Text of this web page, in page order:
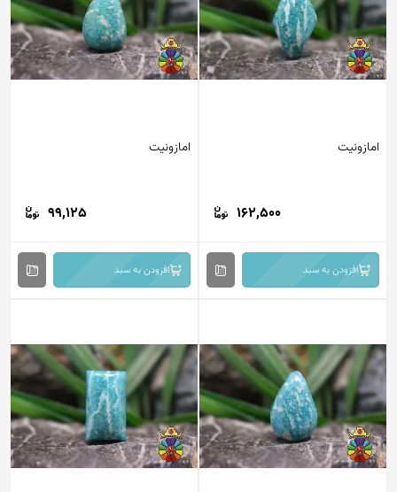
امازونیت
162,500
افزودن به سبد
امازونیت
99,125
افزودن به سبد